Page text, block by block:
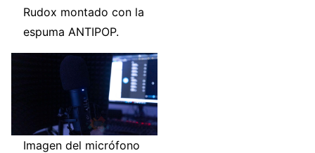
Rudox montado con la
espuma ANTIPOP.
Imagen del micrófono